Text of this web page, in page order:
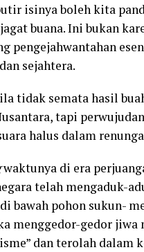
isinya boleh kita
buana. Ini bukan
pengejahwantahan
sejahtera.
tidak semata hasil
tapi
halus dalam
waktunya di era
telah mengaduk-
di bawah pohon sukun-
menggedor-gedor
dan terolah dalam